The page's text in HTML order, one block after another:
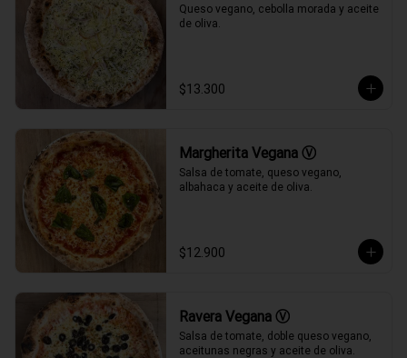
Queso vegano, cebolla morada y aceite
de oliva.
$13.300
Margherita Vegana Ⓥ
Salsa de tomate, queso vegano,
albahaca y aceite de oliva.
$12.900
Ravera Vegana Ⓥ
Salsa de tomate, doble queso vegano,
aceitunas negras y aceite de oliva.